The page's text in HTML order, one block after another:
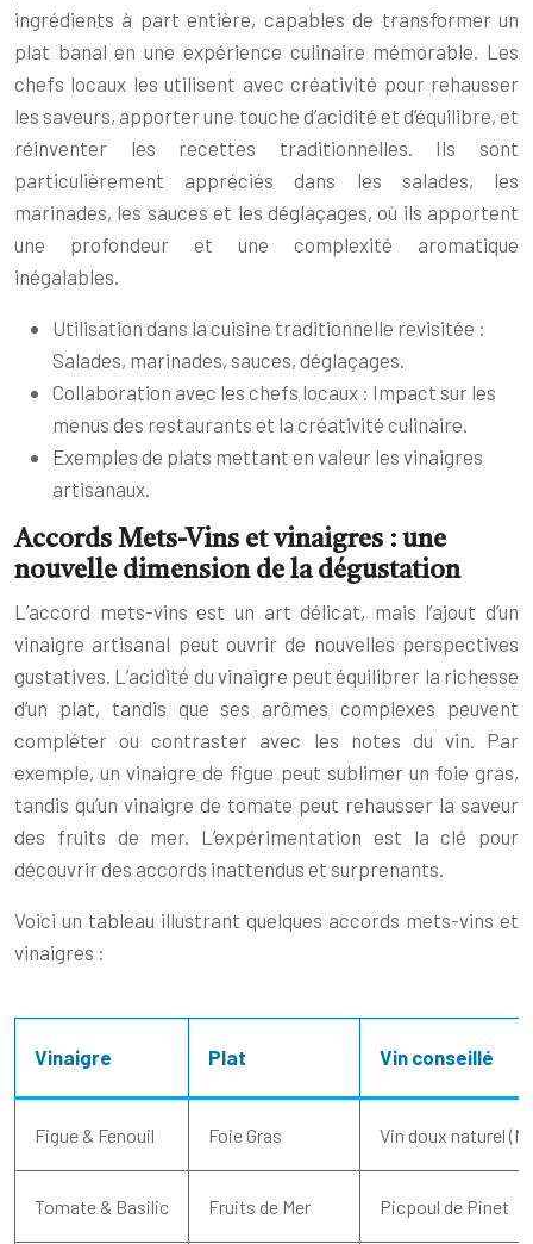
ingrédients à part entière, capables de transformer un
plat banal en une expérience culinaire mémorable. Les
chefs locaux les utilisent avec créativité pour rehausser
les saveurs, apporter une touche d’acidité et d’équilibre, et
réinventer les recettes traditionnelles. Ils sont
particulièrement appréciés dans les salades, les
marinades, les sauces et les déglaçages, où ils apportent
une profondeur et une complexité aromatique
inégalables.
Utilisation dans la cuisine traditionnelle revisitée :
Salades, marinades, sauces, déglaçages.
Collaboration avec les chefs locaux : Impact sur les
menus des restaurants et la créativité culinaire.
Exemples de plats mettant en valeur les vinaigres
artisanaux.
Accords Mets-Vins et vinaigres : une
nouvelle dimension de la dégustation
L’accord mets-vins est un art délicat, mais l’ajout d’un
vinaigre artisanal peut ouvrir de nouvelles perspectives
gustatives. L’acidité du vinaigre peut équilibrer la richesse
d’un plat, tandis que ses arômes complexes peuvent
compléter ou contraster avec les notes du vin. Par
exemple, un vinaigre de figue peut sublimer un foie gras,
tandis qu’un vinaigre de tomate peut rehausser la saveur
des fruits de mer. L’expérimentation est la clé pour
découvrir des accords inattendus et surprenants.
Voici un tableau illustrant quelques accords mets-vins et
vinaigres :
Vinaigre Plat Vin conseillé
Figue & Fenouil Foie Gras Vin doux naturel
Tomate & Basilic Fruits de Mer Picpoul de Pinet